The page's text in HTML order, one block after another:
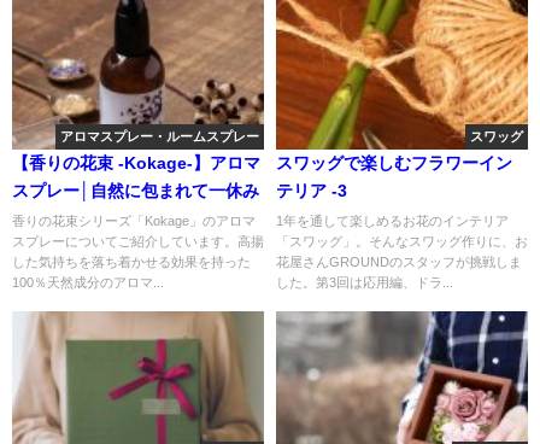
アロマスプレー・ルームスプレー
【香りの花束 -Kokage-】アロマ
スプレー│自然に包まれて一休み
香りの花束シリーズ「Kokage」のアロマ
スプレーについてご紹介しています。高揚
した気持ちを落ち着かせる効果を持った
100％天然成分のアロマ...
スワッグ
スワッグで楽しむフラワーイン
テリア -3
1年を通して楽しめるお花のインテリア
「スワッグ」。そんなスワッグ作りに、お
花屋さんGROUNDのスタッフが挑戦しま
した。第3回は応用編、ドラ...